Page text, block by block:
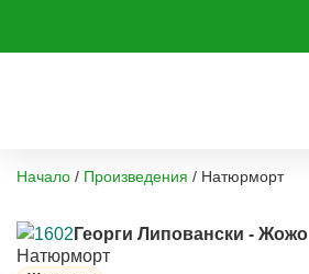
Начало / Произведения / Натюрморт
Георги Липовански - Жожо
Натюрморт